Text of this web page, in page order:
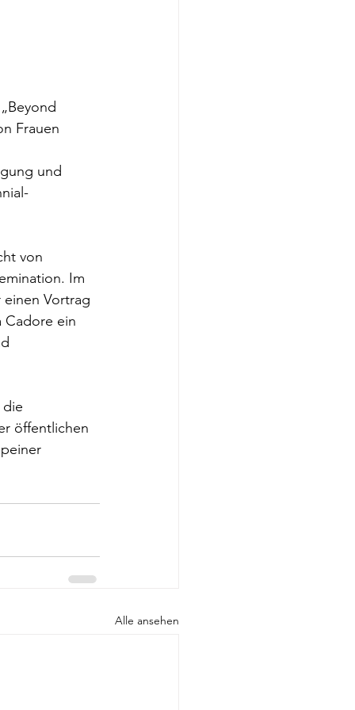
Frauen
und
von
Im
Vortrag
Cadore ein
öffentlichen
Alle ansehen